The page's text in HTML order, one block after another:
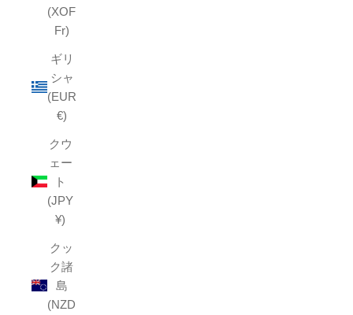
(XOF
Fr)
ギリ
シャ
(EUR
€)
クウ
ェー
ト
(JPY
¥)
クッ
ク諸
島
(NZD